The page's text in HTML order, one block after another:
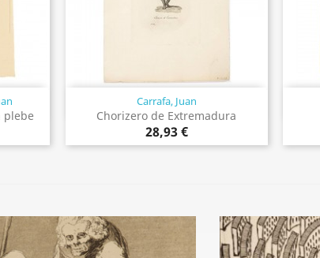
plebe
Carrafa, Juan
Chorizero de Extremadura
28,93 €
Vista rápida